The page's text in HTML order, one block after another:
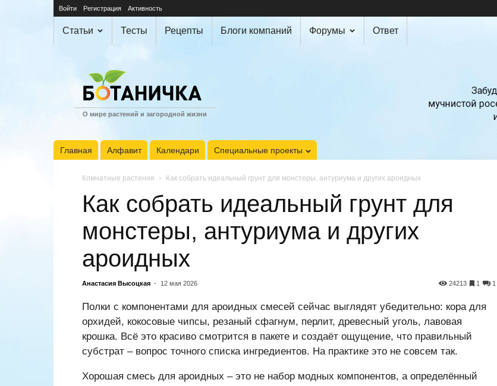
Войти Регистрация Активность
Статьи Тесты Рецепты Блоги компаний Форумы Ответ
О мире растений и загородной жизни
Главная Алфавит Календари Специальные проекты
Комнатные растения Как собрать идеальный грунт для монстеры, антуриума и других ароидных
Как собрать идеальный грунт для
монстеры, антуриума и других
ароидных
Анастасия Высоцкая - 12 мая 2026 1
1
24213
Полки с компонентами для ароидных смесей сейчас выглядят убедительно: кора для
орхидей, кокосовые чипсы, резаный сфагнум, перлит, древесный уголь, лавовая
крошка. Всё это красиво смотрится в пакете и создаёт ощущение, что правильный
субстрат – вопрос точного списка ингредиентов. На практике это не совсем так.
Хорошая смесь для ароидных – это не набор модных компонентов, а определённый